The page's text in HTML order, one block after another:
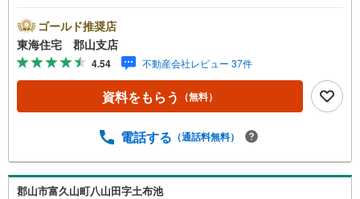
る
ウォークインクローゼット付き
ゴールド推奨店
東海住宅 郡山支店
4.54 不動産会社レビュー 37件
資料をもらう （無料）
電話する （通話料無料）
郡山市富久山町八山田字土布池